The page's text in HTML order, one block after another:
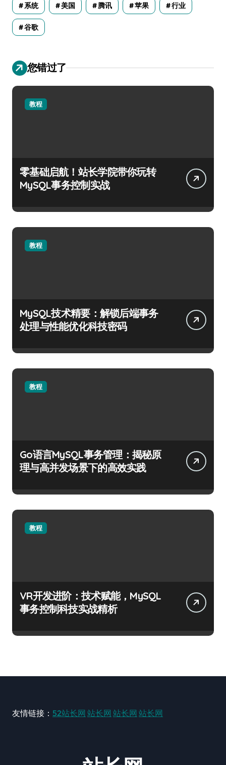
系统 美国 腾讯 苹果 行业
谷歌
您错过了
教程
零基础启航！站长学院带你玩转
MySQL事务控制实战
教程
MySQL技术精要：解锁后端事务
处理与性能优化科技密码
教程
Go语言MySQL事务管理：揭秘原
理与高并发场景下的高效实践
教程
VR开发进阶：技术赋能，MySQL
事务控制科技实战精析
友情链接： 52站长网 站长网 站长网 站长网